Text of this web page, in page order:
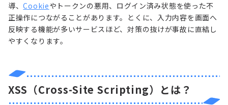
導、Cookieやトークンの悪用、ログイン済み状態を使った不
正操作につながることがあります。とくに、入力内容を画面へ
反映する機能が多いサービスほど、対策の抜けが事故に直結し
やすくなります。
XSS（Cross-Site Scripting）とは？